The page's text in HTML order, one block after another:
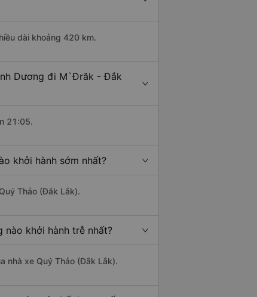
dài khoảng 420 km.
Dương đi M`Đrăk - Đắk
21:05.
khởi hành sớm nhất?
Thảo (Đắk Lắk).
khởi hành trễ nhất?
nhà xe Quý Thảo (Đắk Lắk).